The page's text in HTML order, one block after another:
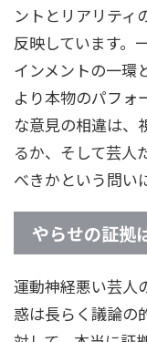
ントとリアリティ
反映しています。
インメントの一環
より本物のパフォ
な意見の相違は、
るか、そして芸人
べきかという問い
やらせの証拠
運動神経悪い芸人
惑は長らく議論の